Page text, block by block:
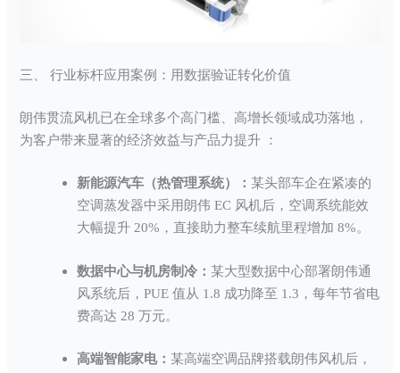
三、 行业标杆应用案例：用数据验证转化价值
朗伟贯流风机已在全球多个高门槛、高增长领域成功落地，
为客户带来显著的经济效益与产品力提升 ：
新能源汽车（热管理系统）： 某头部车企在紧凑的
空调蒸发器中采用朗伟 EC 风机后，空调系统能效
大幅提升 20%，直接助力整车续航里程增加 8%。
数据中心与机房制冷： 某大型数据中心部署朗伟通
风系统后，PUE 值从 1.8 成功降至 1.3，每年节省电
费高达 28 万元。
高端智能家电： 某高端空调品牌搭载朗伟风机后，